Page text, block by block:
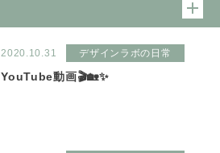
2020.10.31 デザインラボの日常
YouTube動画🎬🏡✨